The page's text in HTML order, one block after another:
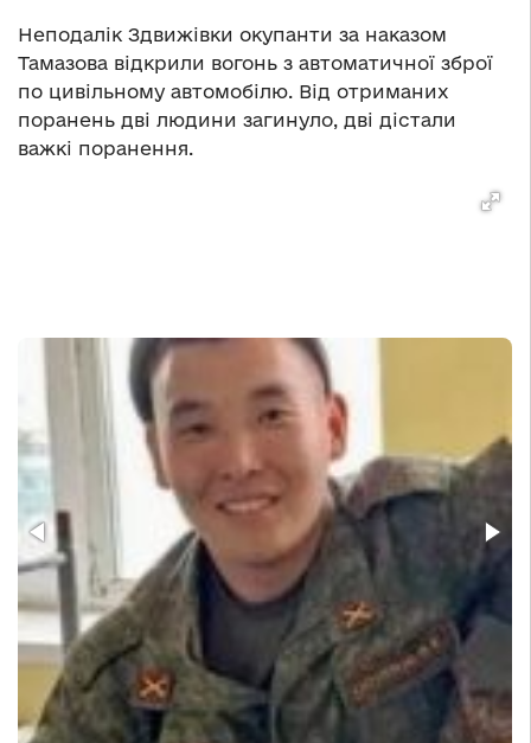
Неподалік Здвижівки окупанти за наказом
Тамазова відкрили вогонь з автоматичної зброї
по цивільному автомобілю. Від отриманих
поранень дві людини загинуло, дві дістали
важкі поранення.